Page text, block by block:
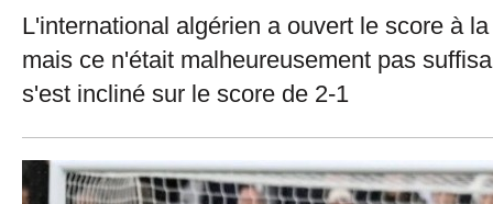
L'international algérien a ouvert le score à
mais ce n'était malheureusement pas
s'est incliné sur le score de 2-1